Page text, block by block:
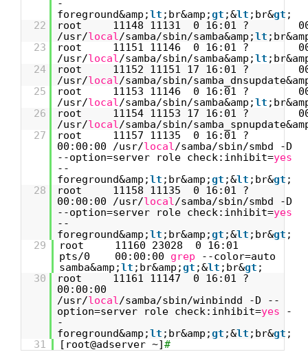
-
foreground&amp;lt ;br&amp;gt ;&lt ;br&gt ;
22
root 11148 11131 0 16:01 ?
/usr/local/samba/sbin/samba&amp;lt
23
root 11151 11146 0 16:01 ?
/usr/local/samba/sbin/samba&amp;lt
24
root 11152 11151 17 16:01 ?
/usr/local/samba/sbin/
25
root 11153 11146 0 16:01 ?
/usr/local/samba/sbin/samba&amp;lt
26
root 11154 11153 17 16:01 ?
/usr/local/samba/sbin/
27
root 11157 11135 0 16:01 ?
00:00:00 /usr/local/samba/sbin/smbd -D
--option=server role check:inhibit=yes
--
foreground&amp;lt ;br&amp;gt ;&lt ;br&gt ;
28
root 11158 11135 0 16:01 ?
00:00:00 /usr/local/samba/sbin/smbd -D
--option=server role check:inhibit=yes
--
foreground&amp;lt ;br&amp;gt ;&lt ;br&gt ;
29
root 11160 23028 0 16:01
pts/0 00:00:00 grep
--color=auto
samba&amp;lt ;br&amp;gt ;&lt ;br&gt ;
30
root 11161 11147 0 16:01 ?
00:00:00
/usr/local/samba/sbin/winbindd -D --
option=server role check:inhibit=yes
-
-
foreground&amp;lt ;br&amp;gt ;&lt ;br&gt ;
31
[root@adserver ~]#